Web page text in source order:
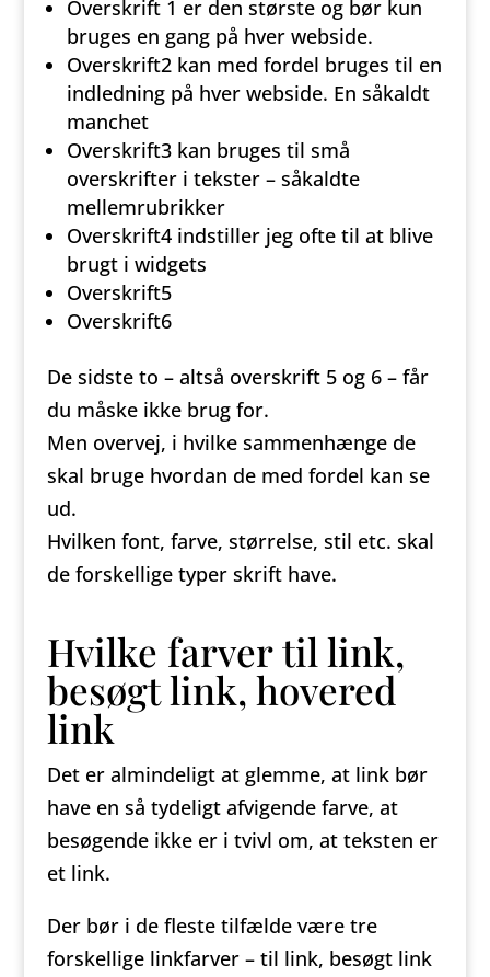
Overskrift 1 er den største og bør kun
bruges en gang på hver webside.
Overskrift2 kan med fordel bruges til en
indledning på hver webside. En såkaldt
manchet
Overskrift3 kan bruges til små
overskrifter i tekster – såkaldte
mellemrubrikker
Overskrift4 indstiller jeg ofte til at blive
brugt i widgets
Overskrift5
Overskrift6
De sidste to – altså overskrift 5 og 6 – får
du måske ikke brug for.
Men overvej, i hvilke sammenhænge de
skal bruge hvordan de med fordel kan se
ud.
Hvilken font, farve, størrelse, stil etc. skal
de forskellige typer skrift have.
Hvilke farver til link,
besøgt link, hovered
link
Det er almindeligt at glemme, at link bør
have en så tydeligt afvigende farve, at
besøgende ikke er i tvivl om, at teksten er
et link.
Der bør i de fleste tilfælde være tre
forskellige linkfarver – til link, besøgt link